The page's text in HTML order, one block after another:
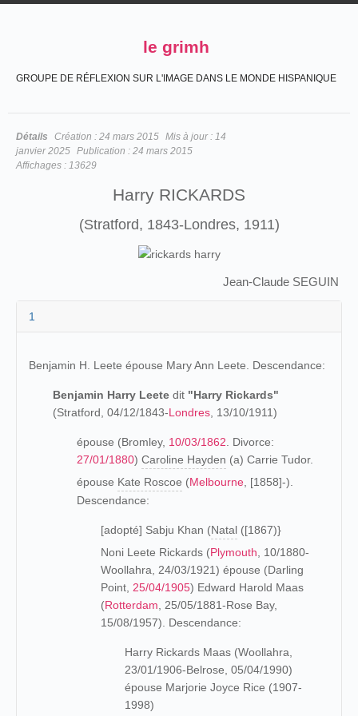
le grimh
GROUPE DE RÉFLEXION SUR L'IMAGE DANS LE MONDE HISPANIQUE
Détails Création : 24 mars 2015 Mis à jour : 14
janvier 2025 Publication : 24 mars 2015
Affichages : 13629
Harry RICKARDS
(Stratford, 1843-Londres, 1911)
Jean-Claude SEGUIN
1
Benjamin H. Leete épouse Mary Ann Leete. Descendance:
Benjamin Harry Leete dit "Harry Rickards"
(Stratford, 04/12/1843-Londres , 13/10/1911)
épouse (Bromley, 10/03/1862 . Divorce:
27/01/1880) Caroline Hayden (a) Carrie Tudor.
épouse Kate Roscoe (Melbourne , [1858]-).
Descendance:
[adopté] Sabju Khan (Natal ([1867)}
Noni Leete Rickards (Plymouth , 10/1880-
Woollahra, 24/03/1921) épouse (Darling
Point, 25/04/1905) Edward Harold Maas
(Rotterdam , 25/05/1881-Rose Bay,
15/08/1957). Descendance:
Harry Rickards Maas (Woollahra,
23/01/1906-Belrose, 05/04/1990)
épouse Marjorie Joyce Rice (1907-
1998)